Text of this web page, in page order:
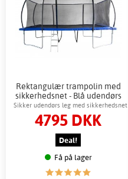
Rektangulær trampolin med
sikkerhedsnet - Blå udendørs
leg
Sikker udendørs leg med sikkerhedsnet
og robust ramme
4795 DKK
Deal!
Få på lager